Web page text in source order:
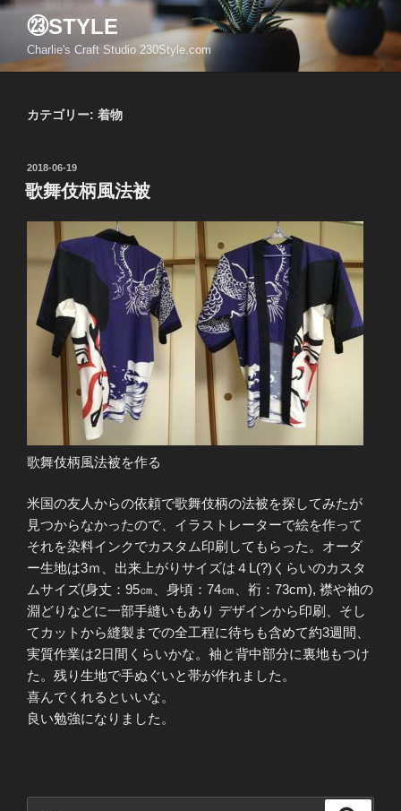
コ
ン
㉓STYLE
Charlie's Craft Studio 230Style.com
カテゴリー: 着物
投
稿
日:
2018-06-19
歌舞伎柄風法被
歌舞伎柄風法被を作る
米国の友人からの依頼で歌舞伎柄の法被を探してみたが
見つからなかったので、イラストレーターで絵を作って
それを染料インクでカスタム印刷してもらった。オーダ
ー生地は3ｍ、出来上がりサイズは４L(?)くらいのカスタ
ムサイズ(身丈：95㎝、身頃：74㎝、裄：73cm), 襟や袖の
淵どりなどに一部手縫いもあり デザインから印刷、そし
てカットから縫製までの全工程に待ちも含めて約3週間、
実質作業は2日間くらいかな。袖と背中部分に裏地もつけ
た。残り生地で手ぬぐいと帯が作れました。
喜んでくれるといいな。
良い勉強になりました。